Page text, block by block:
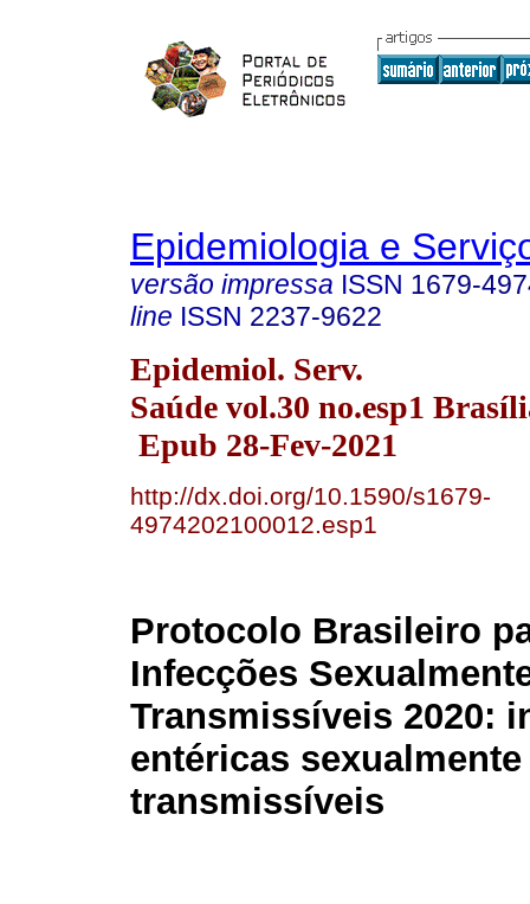
Epidemiologia e
versão impressa ISSN 1679-
line ISSN 2237-9622
Epidemiol. Serv.
Saúde vol.30 no.esp1
Epub 28-Fev-2021
http://dx.doi.org/10.1590/s1679-
4974202100012.esp1
Protocolo Brasileiro
Infecções
Transmissíveis 2020:
entéricas sexualmente
transmissíveis